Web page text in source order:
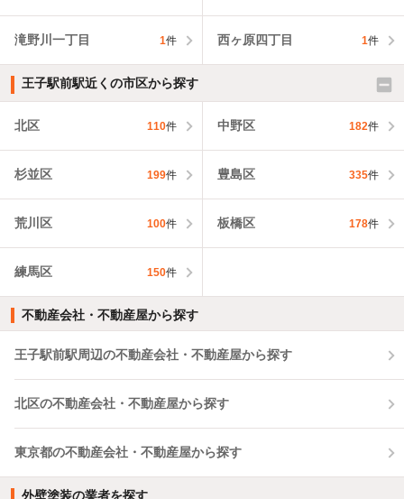
滝野川一丁目 1件 西ヶ原四丁目 1件
王子駅前駅近くの市区から探す
北区 110件 中野区 182件
杉並区 199件 豊島区 335件
荒川区 100件 板橋区 178件
練馬区 150件
不動産会社・不動産屋から探す
王子駅前駅周辺の不動産会社・不動産屋から探す
北区の不動産会社・不動産屋から探す
東京都の不動産会社・不動産屋から探す
外壁塗装の業者を探す